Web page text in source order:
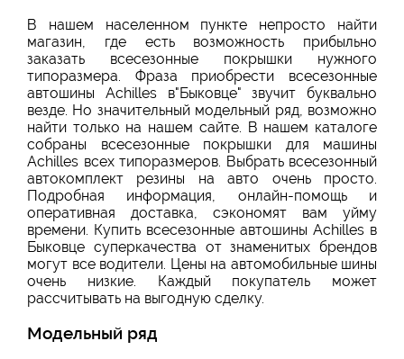
В нашем населенном пункте непросто найти
магазин, где есть возможность прибыльно
заказать всесезонные покрышки нужного
типоразмера. Фраза приобрести всесезонные
автошины Achilles в"Быковце" звучит буквально
везде. Но значительный модельный ряд, возможно
найти только на нашем сайте. В нашем каталоге
собраны всесезонные покрышки для машины
Achilles всех типоразмеров. Выбрать всесезонный
автокомплект резины на авто очень просто.
Подробная информация, онлайн-помощь и
оперативная доставка, сэкономят вам уйму
времени. Купить всесезонные автошины Achilles в
Быковце суперкачества от знаменитых брендов
могут все водители. Цены на автомобильные шины
очень низкие. Каждый покупатель может
рассчитывать на выгодную сделку.
Модельный ряд